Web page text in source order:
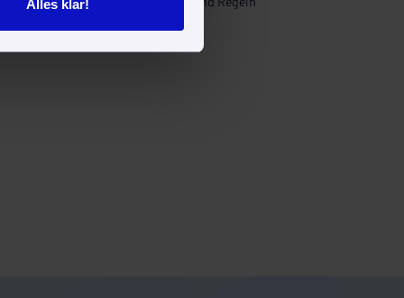
Alles klar!
Gebäudereinigung: Tipps und Regeln